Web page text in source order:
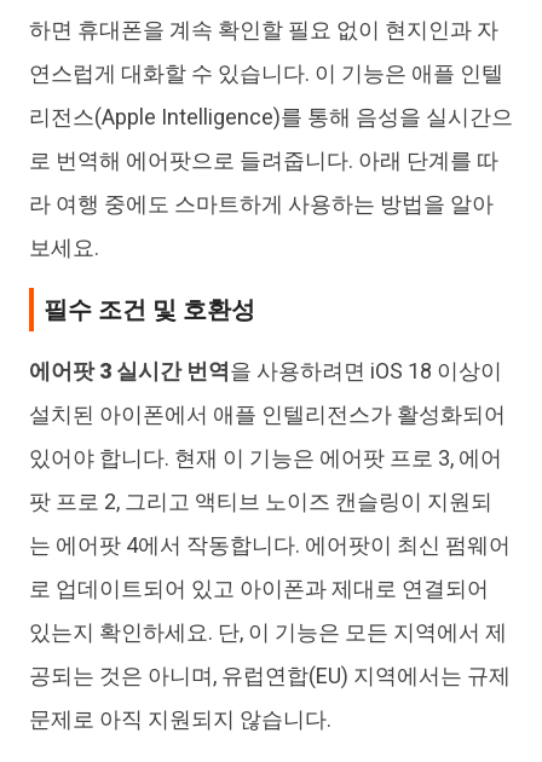
하면 휴대폰을 계속 확인할 필요 없이 현지인과 자
연스럽게 대화할 수 있습니다. 이 기능은 애플 인텔
리전스(Apple Intelligence)를 통해 음성을 실시간으
로 번역해 에어팟으로 들려줍니다. 아래 단계를 따
라 여행 중에도 스마트하게 사용하는 방법을 알아
보세요.
필수 조건 및 호환성
에어팟 3 실시간 번역 을 사용하려면 iOS 18 이상이
설치된 아이폰에서 애플 인텔리전스가 활성화되어
있어야 합니다. 현재 이 기능은 에어팟 프로 3, 에어
팟 프로 2, 그리고 액티브 노이즈 캔슬링이 지원되
는 에어팟 4에서 작동합니다. 에어팟이 최신 펌웨어
로 업데이트되어 있고 아이폰과 제대로 연결되어
있는지 확인하세요. 단, 이 기능은 모든 지역에서 제
공되는 것은 아니며, 유럽연합(EU) 지역에서는 규제
문제로 아직 지원되지 않습니다.